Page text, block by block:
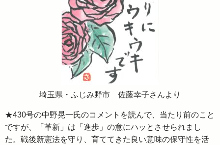
埼玉県・ふじみ野市 佐藤幸子さんより
★430号の中野晃一氏のコメントを読んで、当たり前のこと
ですが、「革新」は「進歩」の意にハッとさせられまし
た。戦後新憲法を守り、育ててきた良い意味の保守性を活